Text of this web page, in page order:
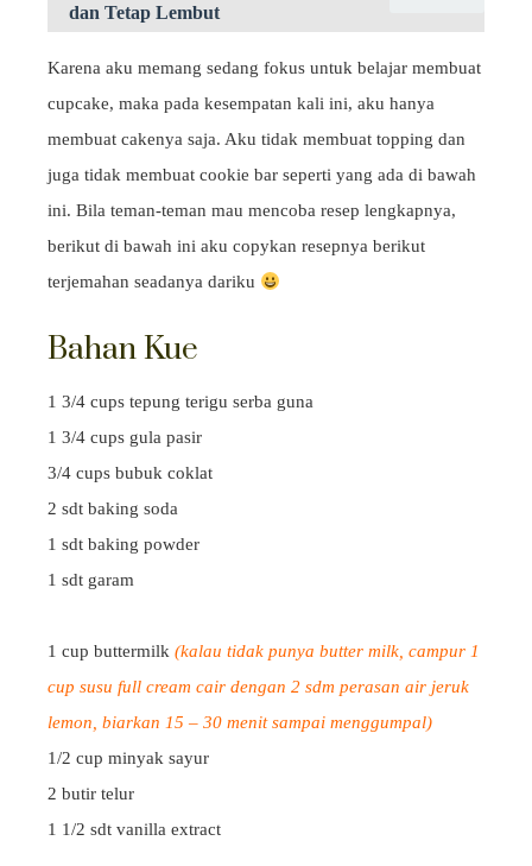
dan Tetap Lembut
Karena aku memang sedang fokus untuk belajar membuat
cupcake, maka pada kesempatan kali ini, aku hanya
membuat cakenya saja. Aku tidak membuat topping dan
juga tidak membuat cookie bar seperti yang ada di bawah
ini. Bila teman-teman mau mencoba resep lengkapnya,
berikut di bawah ini aku copykan resepnya berikut
terjemahan seadanya dariku
Bahan Kue
1 3/4 cups tepung terigu serba guna
1 3/4 cups gula pasir
3/4 cups bubuk coklat
2 sdt baking soda
1 sdt baking powder
1 sdt garam
1 cup buttermilk (kalau tidak punya butter milk, campur 1
cup susu full cream cair dengan 2 sdm perasan air jeruk
lemon, biarkan 15 – 30 menit sampai menggumpal)
1/2 cup minyak sayur
2 butir telur
1 1/2 sdt vanilla extract